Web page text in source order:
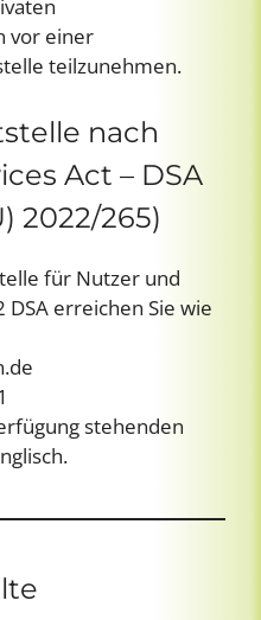
vor einer
teilzunehmen.
nach
Act – DSA
2022/265)
für Nutzer und
erreichen Sie wie
stehenden